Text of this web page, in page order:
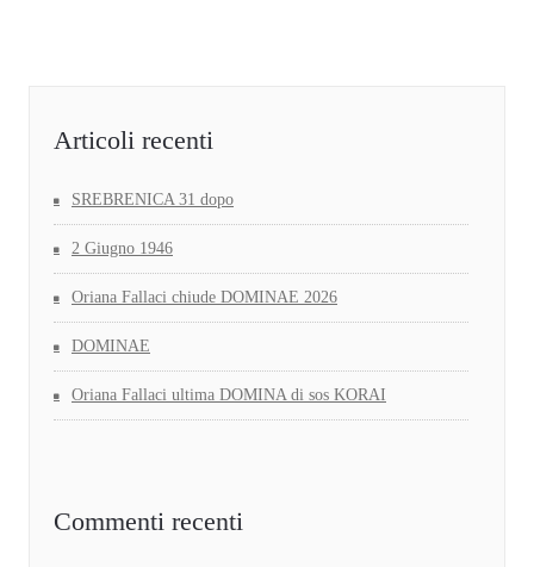
Articoli recenti
SREBRENICA 31 dopo
2 Giugno 1946
Oriana Fallaci chiude DOMINAE 2026
DOMINAE
Oriana Fallaci ultima DOMINA di sos KORAI
Commenti recenti